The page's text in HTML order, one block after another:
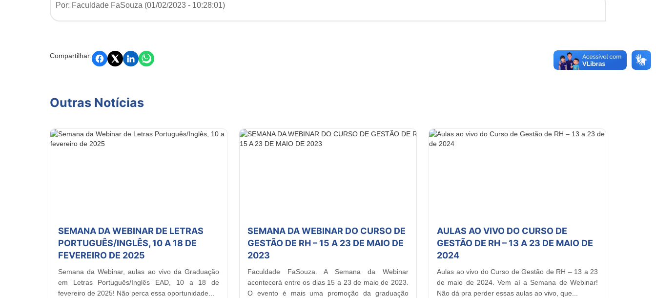
Por: Faculdade FaSouza (01/02/2023 - 10:28:01)
Compartilhar:
Outras Notícias
SEMANA DA WEBINAR DE LETRAS
PORTUGUÊS/INGLÊS, 10 A 18 DE
FEVEREIRO DE 2025
Semana da Webinar, aulas ao vivo da Graduação
em Letras Português/Inglês EAD, 10 a 18 de
fevereiro de 2025! Não perca essa oportunidade...
SEMANA DA WEBINAR DO CURSO DE
GESTÃO DE RH – 15 A 23 DE MAIO DE
2023
Faculdade FaSouza. A Semana da Webinar
acontecerá entre os dias 15 a 23 de maio de 2023.
O evento é mais uma promoção da graduação
AULAS AO VIVO DO CURSO DE
GESTÃO DE RH – 13 A 23 DE MAIO DE
2024
Aulas ao vivo do Curso de Gestão de RH – 13 a 23
de maio de 2024. Vem aí a Semana de Webinar!
Não dá pra perder essas aulas ao vivo, que...